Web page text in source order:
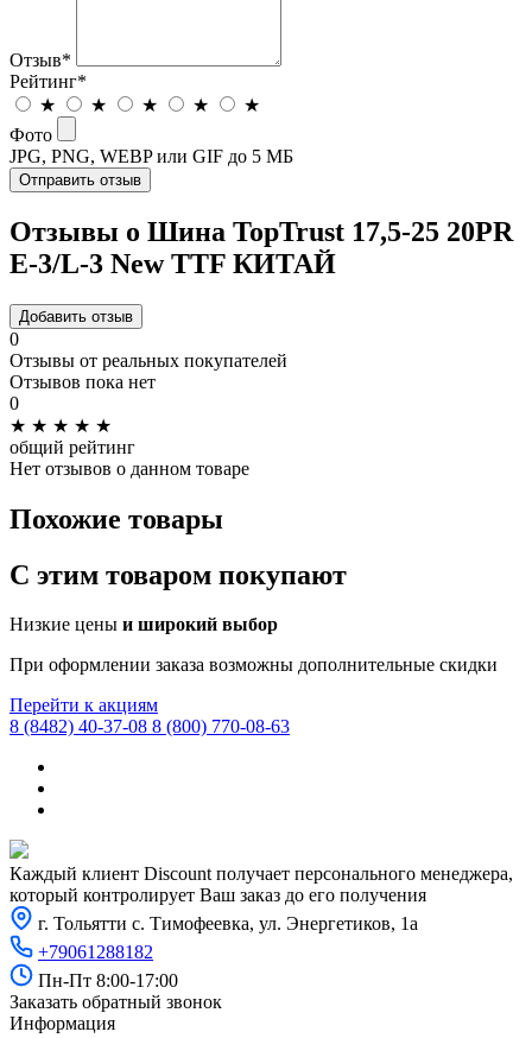
Отзыв*
Рейтинг*
★
★ ★ ★
★
Фото
JPG, PNG, WEBP или GIF до 5 МБ
Отправить отзыв
Отзывы о Шина TopTrust 17,5-25 20PR
E-3/L-3 New TTF КИТАЙ
Добавить отзыв
0
Отзывы от реальных покупателей
Отзывов пока нет
0
★ ★ ★ ★ ★
общий рейтинг
Нет отзывов о данном товаре
Похожие товары
C этим товаром покупают
Низкие цены и широкий выбор
При оформлении заказа возможны дополнительные скидки
Перейти к акциям
8 (8482) 40-37-08 8 (800) 770-08-63
Каждый клиент Discount получает персонального менеджера,
который контролирует Ваш заказ до его получения
г. Тольятти с. Тимофеевка, ул. Энергетиков, 1а
+79061288182
Пн-Пт 8:00-17:00
Заказать обратный звонок
Информация